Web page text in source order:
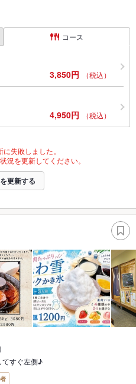
コース
3,850円 （税込）
4,950円 （税込）
失敗しました。
況を更新してください。
更新する
てすぐ左側♪